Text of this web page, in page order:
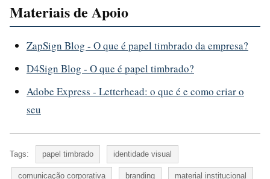
Materiais de Apoio
ZapSign Blog - O que é papel timbrado da empresa?
D4Sign Blog - O que é papel timbrado?
Adobe Express - Letterhead: o que é e como criar o
seu
Tags: papel timbrado identidade visual
comunicação corporativa branding material institucional